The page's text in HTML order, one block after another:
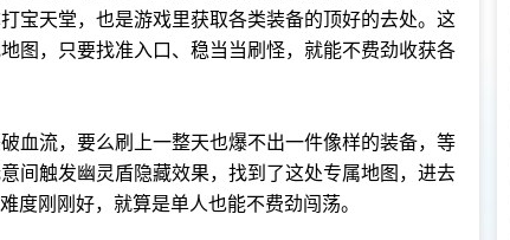
宝天堂，也是游戏里获取各类装备的顶好的去处。这
图，只要找准入口、稳当当刷怪，就能不费劲收获各
血流，要么刷上一整天也爆不出一件像样的装备，等
间触发幽灵盾隐藏效果，找到了这处专属地图，进去
度刚刚好，就算是单人也能不费劲闯荡。